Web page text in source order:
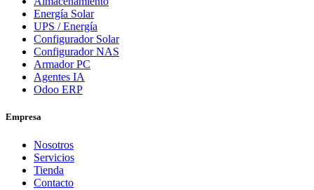
Energía Solar
UPS / Energía
Configurador Solar
Configurador NAS
Armador PC
Agentes IA
Odoo ERP
Empresa
Nosotros
Servicios
Tienda
Contacto